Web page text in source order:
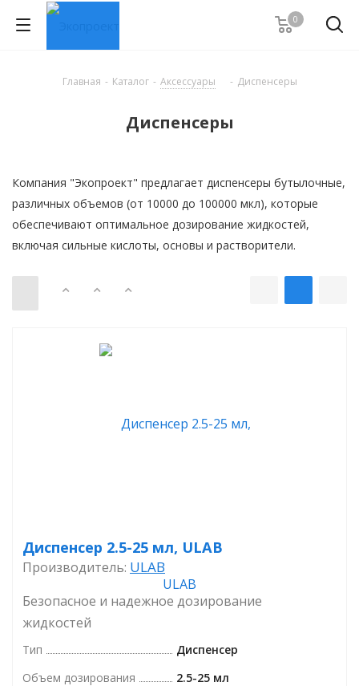
0
Главная - Каталог - Аксессуары - Диспенсеры
Диспенсеры
Компания "Экопроект" предлагает диспенсеры бутылочные,
различных объемов (от 10000 до 100000 мкл), которые
обеспечивают оптимальное дозирование жидкостей,
включая сильные кислоты, основы и растворители.
Диспенсер 2.5-25 мл, ULAB
Производитель: ULAB
Безопасное и надежное дозирование
жидкостей
Тип
Диспенсер
Объем дозирования
2.5-25 мл